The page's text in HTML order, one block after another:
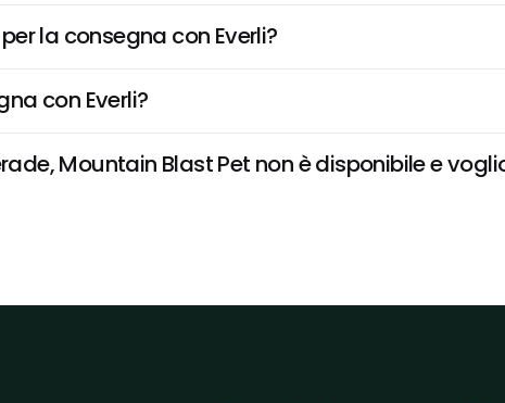
la consegna con Everli?
con Everli?
Mountain Blast Pet non è disponibile e